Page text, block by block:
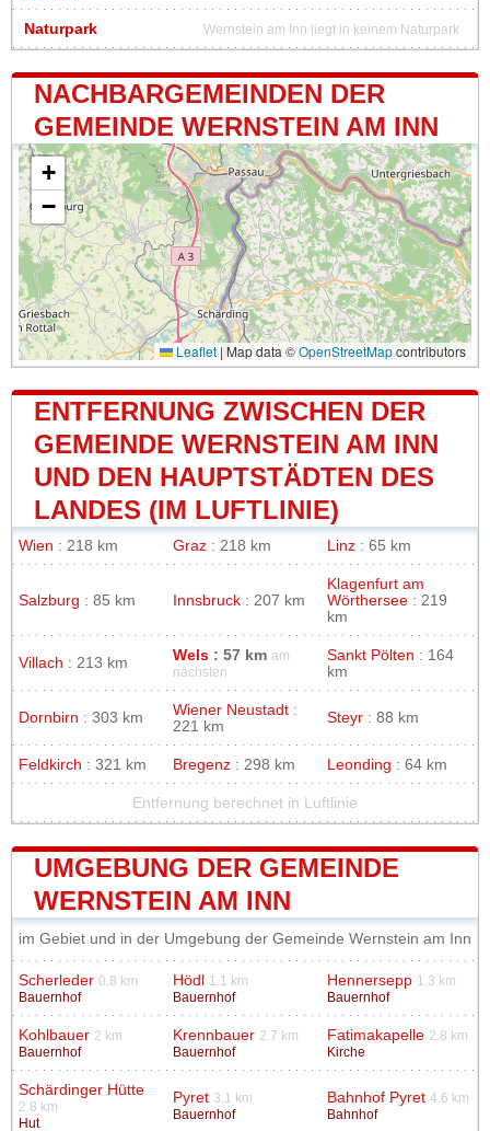
Naturpark Wernstein am Inn liegt in keinem Naturpark
NACHBARGEMEINDEN DER
GEMEINDE WERNSTEIN AM INN
+
−
Leaflet | Map data ©OpenStreetMapcontributors
ENTFERNUNG ZWISCHEN DER
GEMEINDE WERNSTEIN AM INN
UND DEN HAUPTSTÄDTEN DES
LANDES (IM LUFTLINIE)
Wien : 218 km Graz : 218 km Linz : 65 km
Salzburg : 85 km Innsbruck : 207 km
Klagenfurt am
Wörthersee : 219
km
Villach : 213 km Wels : 57 km am
nächsten
Sankt Pölten : 164
km
Dornbirn : 303 km Wiener Neustadt :
221 km
Steyr : 88 km
Feldkirch : 321 km Bregenz : 298 km Leonding : 64 km
Entfernung berechnet in Luftlinie
UMGEBUNG DER GEMEINDE
WERNSTEIN AM INN
im Gebiet und in der Umgebung der Gemeinde Wernstein am Inn
Scherleder 0.8 km
Bauernhof
Hödl 1.1 km
Bauernhof
Hennersepp 1.3 km
Bauernhof
Kohlbauer 2 km
Bauernhof
Krennbauer 2.7 km
Bauernhof
Fatimakapelle 2.8 km
Kirche
Schärdinger Hütte
2.8 km
Hut
Pyret 3.1 km
Bauernhof
Bahnhof Pyret 4.6 km
Bahnhof